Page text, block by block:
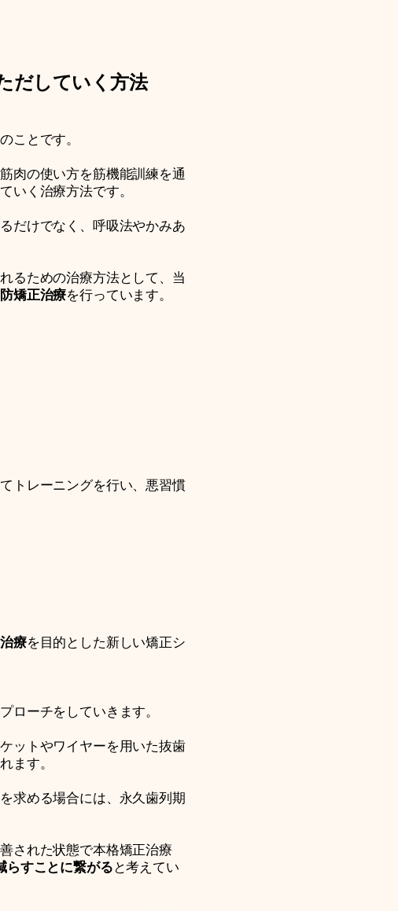
だしていく方法
ことです。
肉の使い方を筋機能訓練を通
いく治療方法です。
だけでなく、呼吸法やかみあ
るための治療方法として、当
矯正治療を行っています。
トレーニングを行い、悪習慣
療を目的とした新しい矯正シ
ローチをしていきます。
ットやワイヤーを用いた抜歯
ます。
求める場合には、永久歯列期
された状態で本格矯正治療
らすことに繋がる と考えてい